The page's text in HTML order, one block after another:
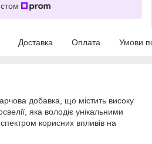
Доставка Оплата Умови
добавка, що містить високу
яка володіє унікальними
корисних впливів на